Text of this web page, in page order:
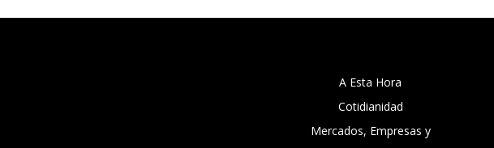
A Esta Hora
Cotidianidad
Mercados, Empresas y